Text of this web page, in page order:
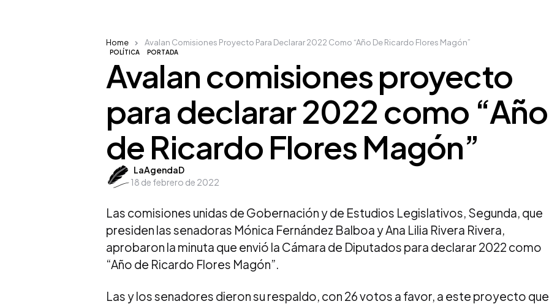
POLÍTICA PORTADA
Avalan comisiones proyecto
para declarar 2022 como “Año
de Ricardo Flores Magón”
Posted
by
LaAgendaD
18 de febrero de 2022
Home Avalan Comisiones Proyecto Para Declarar 2022 Como “Año De Ricardo Flores Magón”
Las comisiones unidas de Gobernación y de Estudios Legislativos, Segunda, que
presiden las senadoras Mónica Fernández Balboa y Ana Lilia Rivera Rivera,
aprobaron la minuta que envió la Cámara de Diputados para declarar 2022 como
“Año de Ricardo Flores Magón”.
Las y los senadores dieron su respaldo, con 26 votos a favor, a este proyecto que